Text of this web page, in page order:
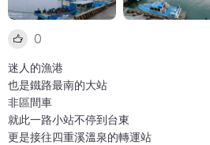
0
迷人的漁港
也是鐵路最南的大站
非區間車
就此一路小站不停到台東
更是接往四重溪溫泉的轉運站